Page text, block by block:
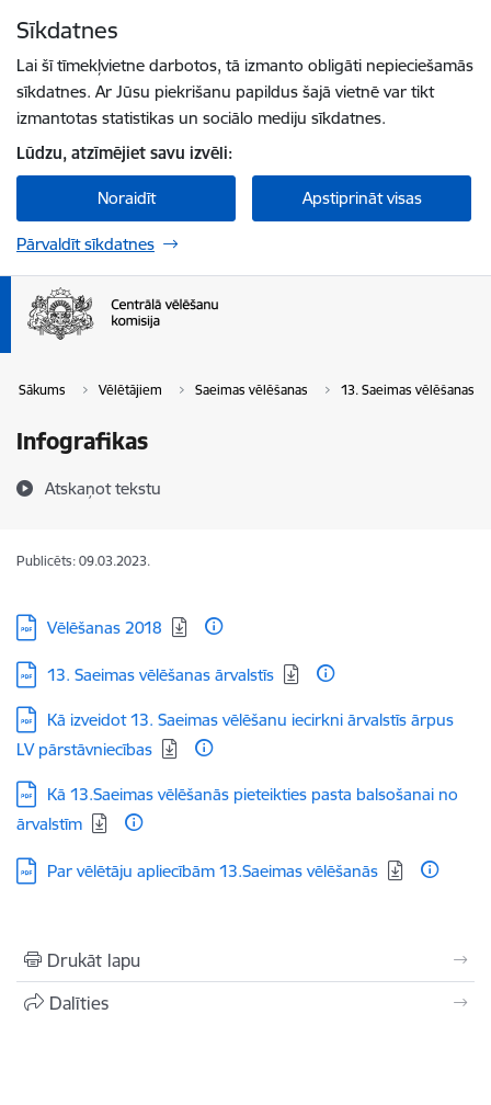
Sīkdatnes
Lai šī tīmekļvietne darbotos, tā izmanto obligāti nepieciešamās
sīkdatnes. Ar Jūsu piekrišanu papildus šajā vietnē var tikt
izmantotas statistikas un sociālo mediju sīkdatnes.
Lūdzu, atzīmējiet savu izvēli:
Noraidīt Apstiprināt visas
Pārvaldīt sīkdatnes
Sākums Vēlētājiem Saeimas vēlēšanas 13. Saeimas vēlēšanas
Infografikas
Atskaņot tekstu
Publicēts: 09.03.2023.
Lejupielādēt:
Vēlēšanas 2018
Lejupielādēt:
13. Saeimas vēlēšanas ārvalstīs
Lejupielādēt:
Kā izveidot 13. Saeimas vēlēšanu iecirkni ārvalstīs ārpus
LV pārstāvniecības
Lejupielādēt:
Kā 13.Saeimas vēlēšanās pieteikties pasta balsošanai no
ārvalstīm
Lejupielādēt:
Par vēlētāju apliecībām 13.Saeimas vēlēšanās
Drukāt lapu
Dalīties